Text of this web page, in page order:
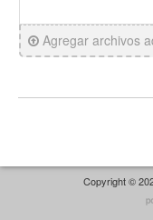
Agregar archivos
Copyright ©